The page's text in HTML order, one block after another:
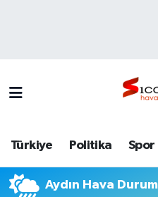
Türkiye Politika Spor
Aydın Hava